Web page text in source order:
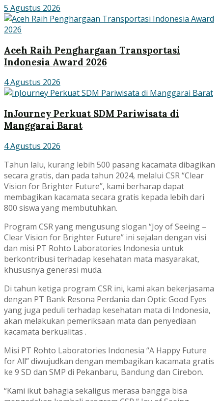
5 Agustus 2026
Aceh Raih Penghargaan Transportasi
Indonesia Award 2026
4 Agustus 2026
InJourney Perkuat SDM Pariwisata di
Manggarai Barat
4 Agustus 2026
Tahun lalu, kurang lebih 500 pasang kacamata dibagikan
secara gratis, dan pada tahun 2024, melalui CSR “Clear
Vision for Brighter Future”, kami berharap dapat
membagikan kacamata secara gratis kepada lebih dari
800 siswa yang membutuhkan.
Program CSR yang mengusung slogan “Joy of Seeing –
Clear Vision for Brighter Future” ini sejalan dengan visi
dan misi PT Rohto Laboratories Indonesia untuk
berkontribusi terhadap kesehatan mata masyarakat,
khususnya generasi muda.
Di tahun ketiga program CSR ini, kami akan bekerjasama
dengan PT Bank Resona Perdania dan Optic Good Eyes
yang juga peduli terhadap kesehatan mata di Indonesia,
akan melakukan pemeriksaan mata dan penyediaan
kacamata berkualitas .
Misi PT Rohto Laboratories Indonesia “A Happy Future
for All” diwujudkan dengan membagikan kacamata gratis
ke 9 SD dan SMP di Pekanbaru, Bandung dan Cirebon.
“Kami ikut bahagia sekaligus merasa bangga bisa